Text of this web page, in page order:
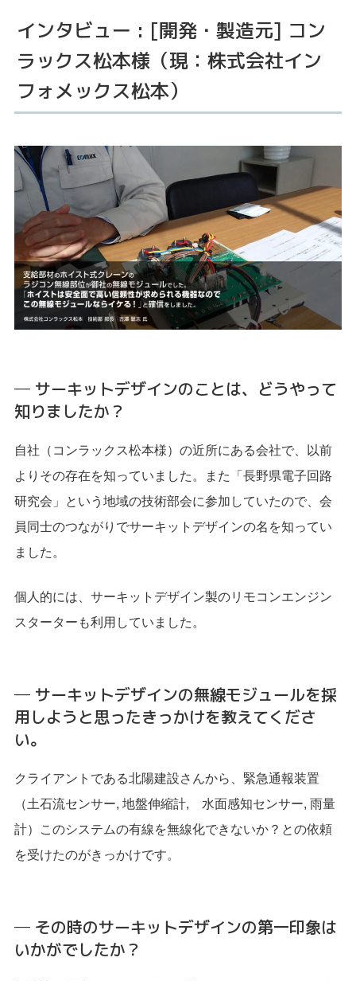
インタビュー : [開発・製造元] コン
ラックス松本様（現：株式会社イン
フォメックス松本）
─ サーキットデザインのことは、どうやって
知りましたか？
自社（コンラックス松本様）の近所にある会社で、以前
よりその存在を知っていました。また「長野県電子回路
研究会」という地域の技術部会に参加していたので、会
員同士のつながりでサーキットデザインの名を知ってい
ました。
個人的には、サーキットデザイン製のリモコンエンジン
スターターも利用していました。
─ サーキットデザインの無線モジュールを採
用しようと思ったきっかけを教えてくださ
い。
クライアントである北陽建設さんから、緊急通報装置
（土石流センサー, 地盤伸縮計, 水面感知センサー, 雨量
計）このシステムの有線を無線化できないか？との依頼
を受けたのがきっかけです。
─ その時のサーキットデザインの第一印象は
いかがでしたか？